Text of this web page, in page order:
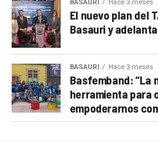
BASAURI Hace 3 meses
El nuevo plan del
Basauri y
BASAURI Hace 3 meses
Basfemband: “La
herramienta para
empoderarnos